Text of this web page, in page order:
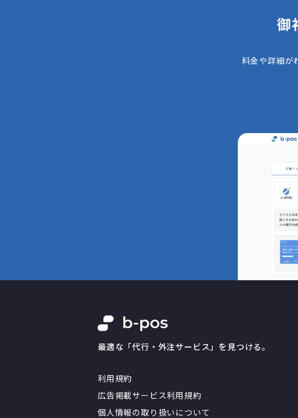
御
料金や詳細が
最適な「代行・外注サービス」を見つける。
利用規約
広告掲載サービス利用規約
個人情報の取り扱いについて